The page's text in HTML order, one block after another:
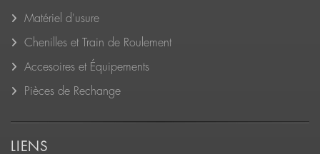
Matériel d'usure
Chenilles et Train de Roulement
Accesoires et Équipements
Pièces de Rechange
LIENS